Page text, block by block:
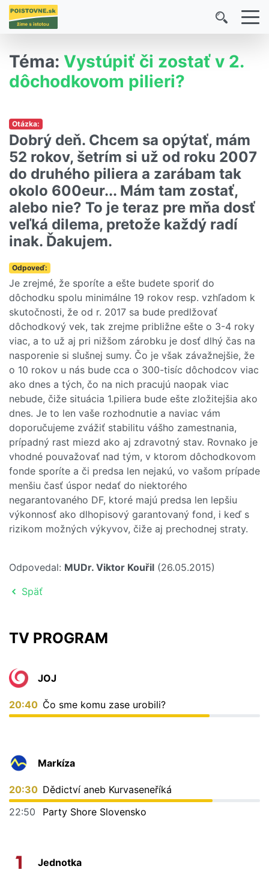
Téma: Vystúpiť či zostať v 2.
dôchodkovom pilieri?
Otázka:
Dobrý deň. Chcem sa opýtať, mám
52 rokov, šetrím si už od roku 2007
do druhého piliera a zarábam tak
okolo 600eur... Mám tam zostať,
alebo nie? To je teraz pre mňa dosť
veľká dilema, pretože každý radí
inak. Ďakujem.
Odpoveď:
Je zrejmé, že sporíte a ešte budete sporiť do
dôchodku spolu minimálne 19 rokov resp. vzhľadom k
skutočnosti, že od r. 2017 sa bude predlžovať
dôchodkový vek, tak zrejme približne ešte o 3-4 roky
viac, a to už aj pri nižšom zárobku je dosť dlhý čas na
nasporenie si slušnej sumy. Čo je však závažnejšie, že
o 10 rokov u nás bude cca o 300-tisíc dôchodcov viac
ako dnes a tých, čo na nich pracujú naopak viac
nebude, čiže situácia 1.piliera bude ešte zložitejšia ako
dnes. Je to len vaše rozhodnutie a naviac vám
doporučujeme zvážiť stabilitu vášho zamestnania,
prípadný rast miezd ako aj zdravotný stav. Rovnako je
vhodné pouvažovať nad tým, v ktorom dôchodkovom
fonde sporíte a či predsa len nejakú, vo vašom prípade
menšiu časť úspor nedať do niektorého
negarantovaného DF, ktoré majú predsa len lepšiu
výkonnosť ako dlhopisový garantovaný fond, i keď s
rizikom možných výkyvov, čiže aj prechodnej straty.
Odpovedal: MUDr. Viktor Kouřil (26.05.2015)
Späť
TV PROGRAM
JOJ
20:40 Čo sme komu zase urobili?
Markíza
20:30 Dědictví aneb Kurvaseneříká
22:50
Party Shore Slovensko
Jednotka